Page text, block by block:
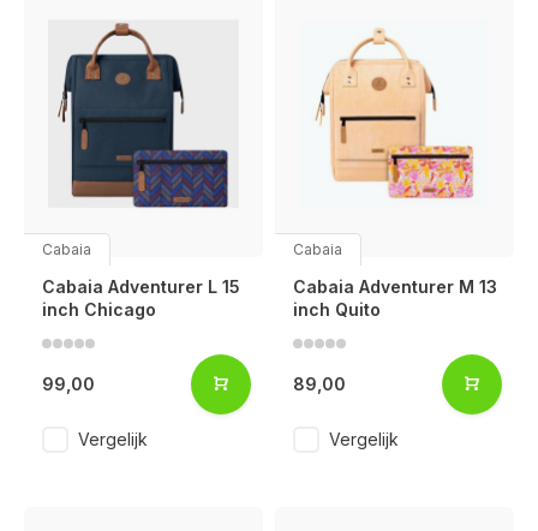
Cabaia
Cabaia Adventurer L 15
inch Chicago
99,00
Vergelijk
Cabaia
Cabaia Adventurer M 13
inch Quito
89,00
Vergelijk